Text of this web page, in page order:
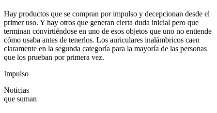
Hay productos que se compran por impulso y decepcionan desde el
primer uso. Y hay otros que generan cierta duda inicial pero que
terminan convirtiéndose en uno de esos objetos que uno no entiende
cómo usaba antes de tenerlos. Los auriculares inalámbricos caen
claramente en la segunda categoría para la mayoría de las personas
que los prueban por primera vez.
Impulso
Noticias
que suman